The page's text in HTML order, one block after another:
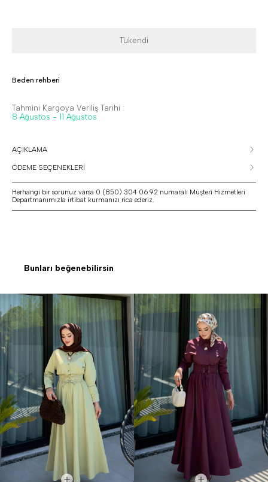
Tükendi
Beden rehberi
Tahmini Kargoya Veriliş Tarihi :
8 Ağustos - 11 Ağustos
AÇIKLAMA
ÖDEME SEÇENEKLERİ
Herhangi bir sorunuz varsa 0 (850) 304 06 92 numaralı Müşteri Hizmetleri
Departmanımızla irtibat kurmanızı rica ederiz.
Bunları beğenebilirsin